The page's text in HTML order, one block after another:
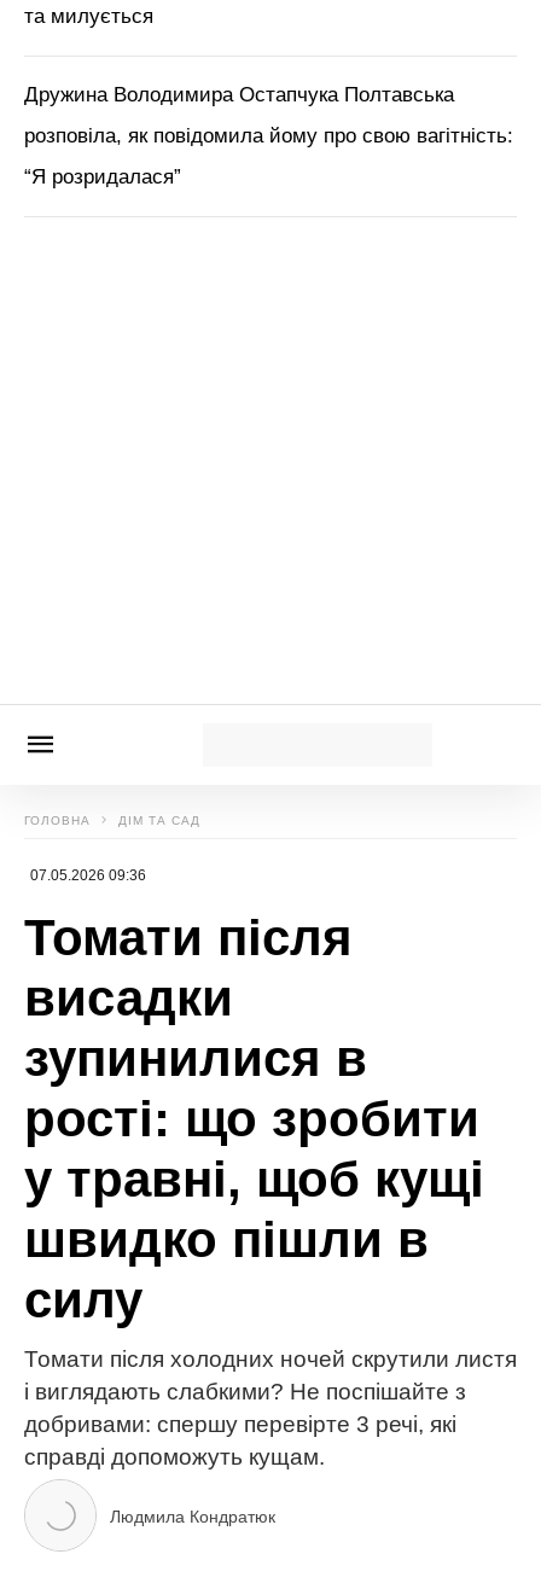
та милується
Дружина Володимира Остапчука Полтавська
розповіла, як повідомила йому про свою вагітність:
“Я розридалася”